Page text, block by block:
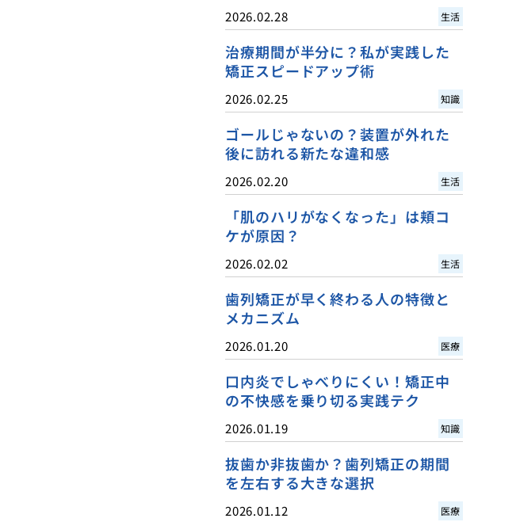
2026.02.28 生活
治療期間が半分に？私が実践した
矯正スピードアップ術
2026.02.25 知識
ゴールじゃないの？装置が外れた
後に訪れる新たな違和感
2026.02.20 生活
「肌のハリがなくなった」は頬コ
ケが原因？
2026.02.02 生活
歯列矯正が早く終わる人の特徴と
メカニズム
2026.01.20 医療
口内炎でしゃべりにくい！矯正中
の不快感を乗り切る実践テク
2026.01.19 知識
抜歯か非抜歯か？歯列矯正の期間
を左右する大きな選択
2026.01.12 医療